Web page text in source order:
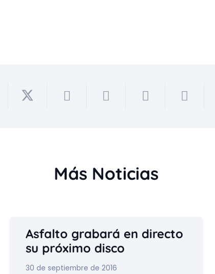
Más Noticias
Asfalto grabará en directo
su próximo disco
30 de septiembre de 2016